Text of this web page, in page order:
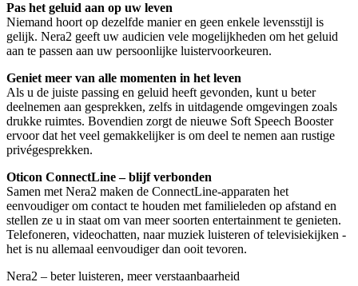
Pas het geluid aan op uw leven
Niemand hoort op dezelfde manier en geen enkele levensstijl is
gelijk. Nera2 geeft uw audicien vele mogelijkheden om het geluid
aan te passen aan uw persoonlijke luistervoorkeuren.
Geniet meer van alle momenten in het leven
Als u de juiste passing en geluid heeft gevonden, kunt u beter
deelnemen aan gesprekken, zelfs in uitdagende omgevingen zoals
drukke ruimtes. Bovendien zorgt de nieuwe Soft Speech Booster
ervoor dat het veel gemakkelijker is om deel te nemen aan rustige
privégesprekken.
Oticon ConnectLine – blijf verbonden
Samen met Nera2 maken de ConnectLine-apparaten het
eenvoudiger om contact te houden met familieleden op afstand en
stellen ze u in staat om van meer soorten entertainment te genieten.
Telefoneren, videochatten, naar muziek luisteren of televisiekijken -
het is nu allemaal eenvoudiger dan ooit tevoren.
Nera2 – beter luisteren, meer verstaanbaarheid